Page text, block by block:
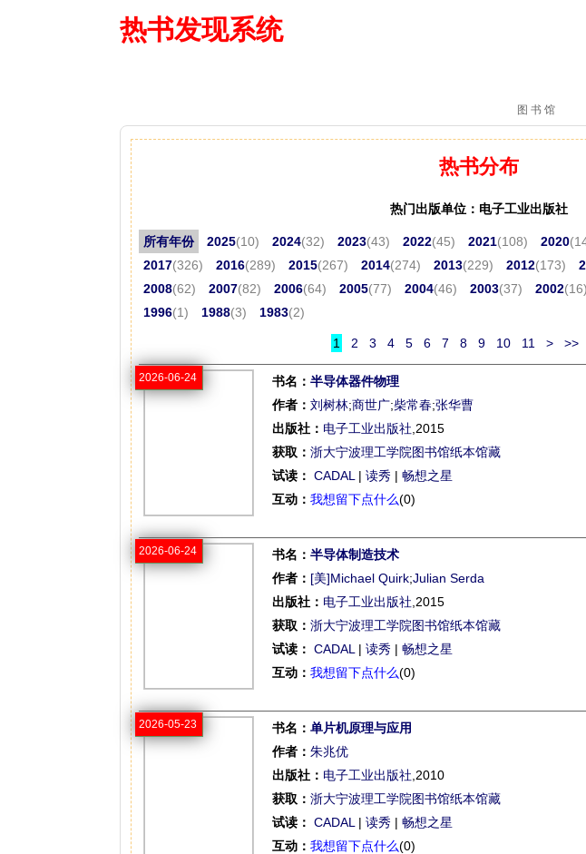
热书发现系统
图 书 馆
热书分布
热门出版单位：电子工业出版社
所有年份 2025(10) 2024(32) 2023(43) 2022(45) 2021(108) 2020
2017(326) 2016(289) 2015(267) 2014(274) 2013(229) 2012(173)
2008(62) 2007(82) 2006(64) 2005(77) 2004(46) 2003(37) 2002(16)
1996(1) 1988(3) 1983(2)
1 2 3 4 5 6 7 8 9 10 11 > >>
2026-06-24 书名： 半导体器件物理
作者： 刘树林;商世广;柴常春;张华曹
出版社： 电子工业出版社 ,2015
获取： 浙大宁波理工学院图书馆纸本馆藏
试读： CADAL | 读秀 | 畅想之星
互动： 我想留下点什么(0)
2026-06-24 书名： 半导体制造技术
作者： [美]Michael Quirk;Julian Serda
出版社： 电子工业出版社 ,2015
获取： 浙大宁波理工学院图书馆纸本馆藏
试读： CADAL | 读秀 | 畅想之星
互动： 我想留下点什么(0)
2026-05-23 书名： 单片机原理与应用
作者： 朱兆优
出版社： 电子工业出版社 ,2010
获取： 浙大宁波理工学院图书馆纸本馆藏
试读： CADAL | 读秀 | 畅想之星
互动： 我想留下点什么(0)